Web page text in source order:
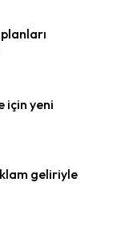
için yeni
geliriyle